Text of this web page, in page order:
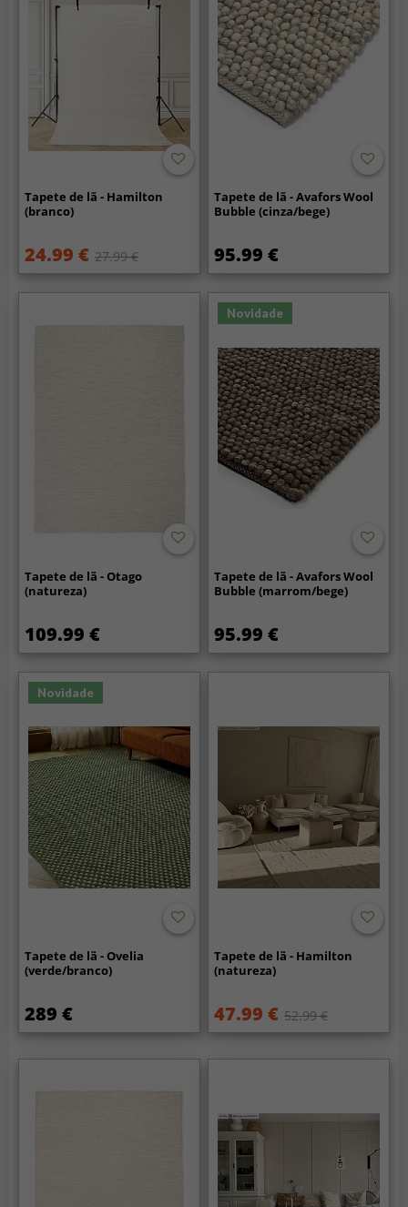
Tapete de lã - Hamilton
(branco)
24.99 € 27.99 €
Tapete de lã - Avafors Wool
Bubble (cinza/bege)
95.99 €
Tapete de lã - Otago
(natureza)
109.99 €
Novidade
Tapete de lã - Avafors Wool
Bubble (marrom/bege)
95.99 €
Novidade
Tapete de lã - Ovelia
(verde/branco)
289 €
Tapete de lã - Hamilton
(natureza)
47.99 € 52.99 €